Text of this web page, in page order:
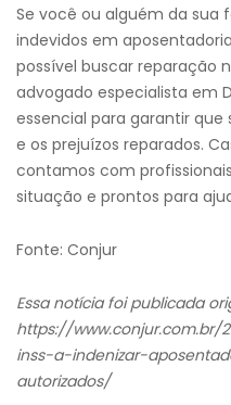
Se você ou alguém da sua
indevidos em
possível buscar reparação
advogado especialista em
essencial para garantir que
e os prejuízos reparados.
contamos com
situação e prontos para
Fonte: Conjur
Essa notícia foi publicada
https://
inss-a-indenizar-
autorizados/